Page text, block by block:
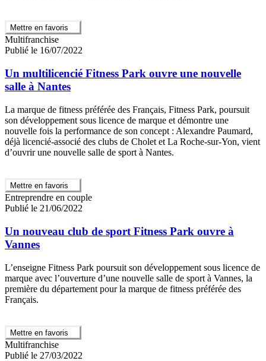
Mettre en favoris
Multifranchise
Publié le 16/07/2022
Un multilicencié Fitness Park ouvre une nouvelle
salle à Nantes
La marque de fitness préférée des Français, Fitness Park, poursuit
son développement sous licence de marque et démontre une
nouvelle fois la performance de son concept : Alexandre Paumard,
déjà licencié-associé des clubs de Cholet et La Roche-sur-Yon, vient
d’ouvrir une nouvelle salle de sport à Nantes.
Mettre en favoris
Entreprendre en couple
Publié le 21/06/2022
Un nouveau club de sport Fitness Park ouvre à
Vannes
L’enseigne Fitness Park poursuit son développement sous licence de
marque avec l’ouverture d’une nouvelle salle de sport à Vannes, la
première du département pour la marque de fitness préférée des
Français.
Mettre en favoris
Multifranchise
Publié le 27/03/2022